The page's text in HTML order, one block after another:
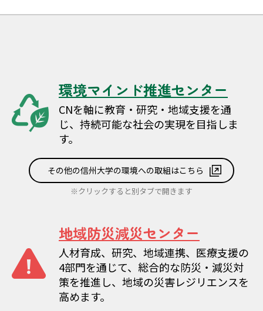
環境マインド推進センター
CNを軸に教育・研究・地域支援を通
じ、持続可能な社会の実現を目指しま
す。
その他の信州大学の環境への取組はこちら
※クリックすると別タブで開きます
地域防災減災センター
人材育成、研究、地域連携、医療支援の
4部門を通じて、総合的な防災・減災対
策を推進し、地域の災害レジリエンスを
高めます。